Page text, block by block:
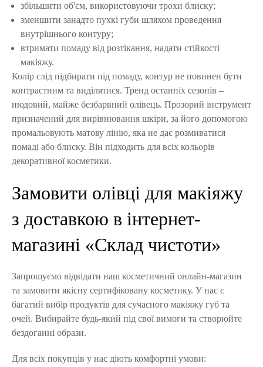
збільшити об'єм, використовуючи трохи блиску;
зменшити занадто пухкі губи шляхом проведення
внутрішнього контуру;
втримати помаду від розтікання, надати стійкості
макіяжу.
Колір слід підбирати під помаду, контур не повинен бути
контрастним та виділятися. Тренд останніх сезонів –
нюдовий, майже безбарвний олівець. Прозорий інструмент
призначений для вирівнювання шкіри, за його допомогою
промальовують матову лінію, яка не дає розмиватися
помаді або блиску. Він підходить для всіх кольорів
декоративної косметики.
Замовити олівці для макіяжу
з доставкою в інтернет-
магазині «Склад чистоти»
Запрошуємо відвідати наш косметичний онлайн-магазин
та замовити якісну сертифіковану косметику. У нас є
багатий вибір продуктів для сучасного макіяжу губ та
очей. Вибирайте будь-який під свої вимоги та створюйте
бездоганні образи.
Для всіх покупців у нас діють комфортні умови: